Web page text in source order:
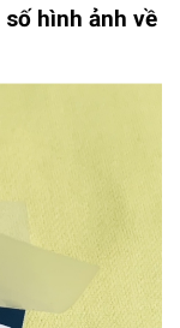
hình ảnh về